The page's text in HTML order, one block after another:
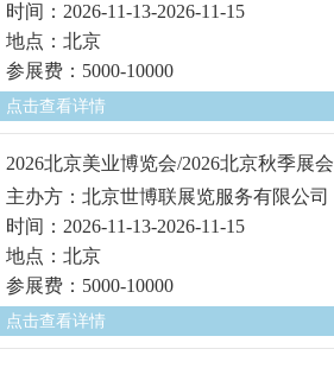
时间：2026-11-13-2026-11-15
地点：北京
参展费：5000-10000
点击查看详情
2026北京美业博览会/2026北京秋季展会
主办方：北京世博联展览服务有限公司
时间：2026-11-13-2026-11-15
地点：北京
参展费：5000-10000
点击查看详情